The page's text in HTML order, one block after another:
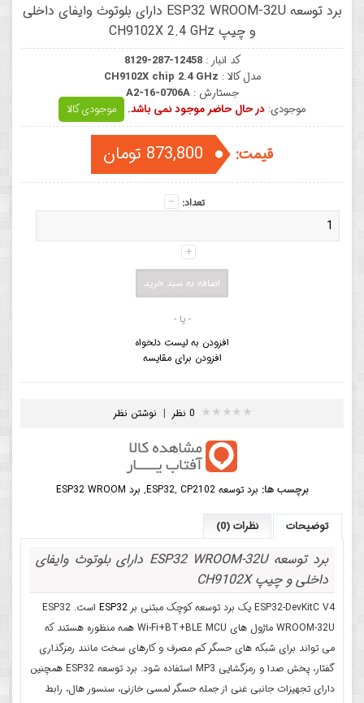
برد توسعه ESP32 WROOM-32U دارای بلوتوث وایفای داخلی
و چیپ CH9102X 2.4 GHz
کد انبار :8129-287-12458
مدل کالا : CH9102X chip 2.4 GHz
جستارش :A2-16-0706A
موجودی: در حال حاضر موجود نمی باشد. موجودی کالا
قیمت: 873,800 تومان
تعداد:
- یا -
افزودن به لیست دلخواه
افزودن برای مقایسه
0 نظر | نوشتن نظر
برچسب ها: برد توسعه ESP32 , CP2102
, برد ESP32 WROOM
توضیحات نظرات (0)
برد توسعه ESP32 WROOM-32U دارای بلوتوث وایفای
داخلی و چیپ CH9102X
ESP32-DevKitC V4 یک برد توسعه کوچک مبتنی بر ESP32
است. ESP32
WROOM-32U ماژول های Wi-Fi+BT+BLE MCU همه منظوره هستند که
می تواند برای شبکه های حسگر کم مصرف و کارهای سخت مانند رمزگذاری
گفتار، پخش صدا و رمزگشایی MP3 استفاده شود. برد توسعه ESP32 همچنین
دارای تجهیزات جانبی غنی از جمله حسگر لمسی خازنی، سنسور هال، رابط